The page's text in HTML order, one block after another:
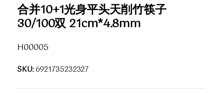
合并10+1光身平头天削竹筷子
30/100双 21cm*4.8mm
H00005
SKU:6921735232327